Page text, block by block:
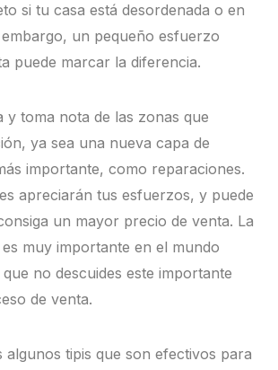
si tu casa está desordenada o en
un pequeño esfuerzo
puede marcar la diferencia.
y toma nota de las zonas que
ya sea una nueva capa de
importante, como reparaciones.
apreciarán tus esfuerzos, y puede
un mayor precio de venta. La
muy importante en el mundo
no descuides este importante
de venta.
algunos tipis que son efectivos para